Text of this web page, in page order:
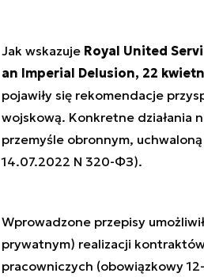
Jak wskazuje Royal United
an Imperial Delusion, 22
pojawiły się rekomendacje
wojskową. Konkretne działania
przemyśle obronnym,
14.07.2022 N 320-ФЗ).
Wprowadzone przepisy
prywatnym) realizacji
pracowniczych (obowiązkowy